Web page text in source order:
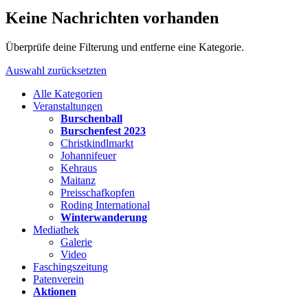
Keine Nachrichten vorhanden
Überprüfe deine Filterung und entferne eine Kategorie.
Auswahl zurücksetzten
Alle Kategorien
Veranstaltungen
Burschenball
Burschenfest 2023
Christkindlmarkt
Johannifeuer
Kehraus
Maitanz
Preisschafkopfen
Roding International
Winterwanderung
Mediathek
Galerie
Video
Faschingszeitung
Patenverein
Aktionen